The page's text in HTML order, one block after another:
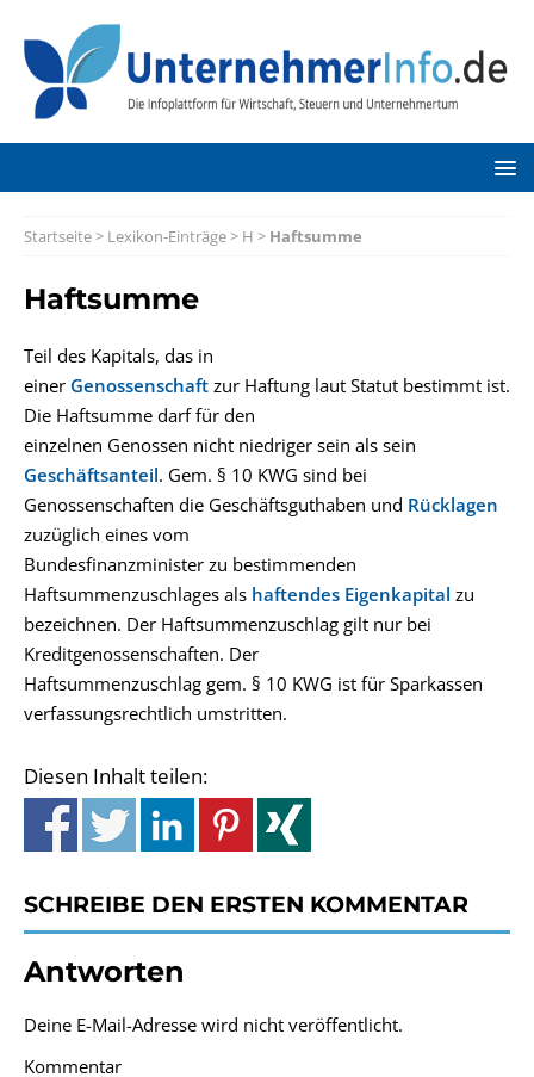
Startseite> Lexikon-Einträge> H > Haftsumme
Haftsumme
Teil des Kapitals, das in
einer Genossenschaft zur Haftung laut Statut bestimmt ist.
Die Haftsumme darf für den
einzelnen Genossen nicht niedriger sein als sein
Geschäftsanteil. Gem. § 10 KWG sind bei
Genossenschaften die Geschäftsguthaben und Rücklagen
zuzüglich eines vom
Bundesfinanzminister zu bestimmenden
Haftsummenzuschlages als haftendes Eigenkapital zu
bezeichnen. Der Haftsummenzuschlag gilt nur bei
Kreditgenossenschaften. Der
Haftsummenzuschlag gem. § 10 KWG ist für Sparkassen
verfassungsrechtlich umstritten.
Diesen Inhalt teilen:
SCHREIBE DEN ERSTEN KOMMENTAR
Antworten
Deine E-Mail-Adresse wird nicht veröffentlicht.
Kommentar